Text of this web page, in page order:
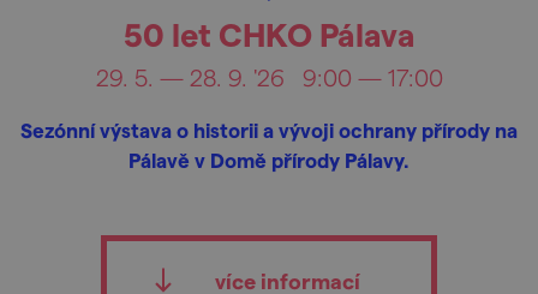
50 let CHKO Pálava
29. 5. — 28. 9. '26 9:00 — 17:00
Sezónní výstava o historii a vývoji ochrany přírody na
Pálavě v Domě přírody Pálavy.
více informací